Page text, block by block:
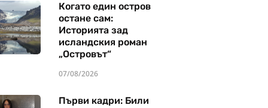
Когато един остров
остане сам:
Историята зад
исландския роман
„Островът“
07/08/2026
Първи кадри: Били